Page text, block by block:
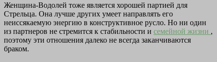
Женщина-Водолей тоже является хорошей партией для
Стрельца. Она лучше других умеет направлять его
неиссякаемую энергию в конструктивное русло. Но ни один
из партнеров не стремится к стабильности и семейной жизни ,
поэтому эти отношения далеко не всегда заканчиваются
браком.